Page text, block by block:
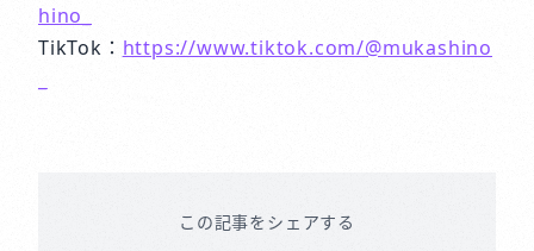
hino_
TikTok： https://www.tiktok.com/@mukashino
この記事をシェアする